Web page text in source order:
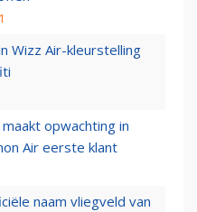
Wizz Air-kleurstelling
opwachting in
Air eerste klant
naam vliegveld van